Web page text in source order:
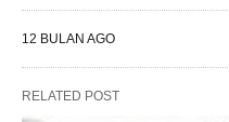
12 BULAN AGO
RELATED POST